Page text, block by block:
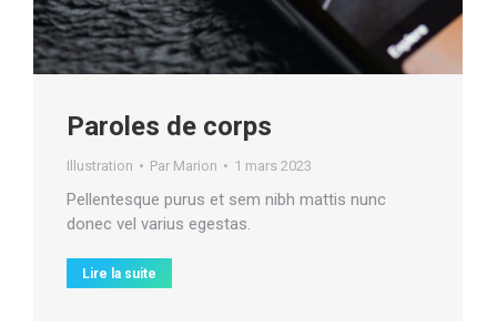
Paroles de corps
Illustration Par Marion 1 mars 2023
Pellentesque purus et sem nibh mattis nunc
donec vel varius egestas.
Lire la suite